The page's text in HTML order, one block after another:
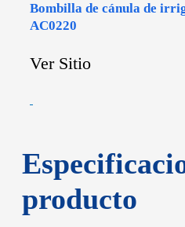
Bombilla de cánula de
AC0220
Ver Sitio
producto